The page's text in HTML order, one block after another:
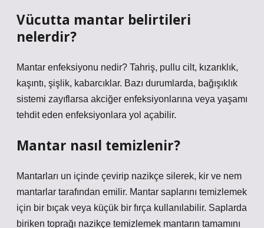
Vücutta mantar belirtileri
nelerdir?
Mantar enfeksiyonu nedir? Tahriş, pullu cilt, kızarıklık,
kaşıntı, şişlik, kabarcıklar. Bazı durumlarda, bağışıklık
sistemi zayıflarsa akciğer enfeksiyonlarına veya yaşamı
tehdit eden enfeksiyonlara yol açabilir.
Mantar nasıl temizlenir?
Mantarları un içinde çevirip nazikçe silerek, kir ve nem
mantarlar tarafından emilir. Mantar saplarını temizlemek
için bir bıçak veya küçük bir fırça kullanılabilir. Saplarda
biriken toprağı nazikçe temizlemek mantarın tamamını